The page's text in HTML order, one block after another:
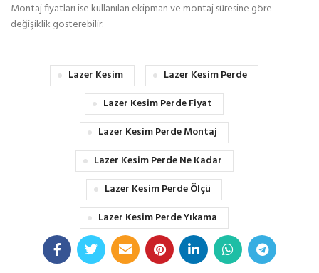
Montaj fiyatları ise kullanılan ekipman ve montaj süresine göre
değişiklik gösterebilir.
Lazer Kesim
Lazer Kesim Perde
Lazer Kesim Perde Fiyat
Lazer Kesim Perde Montaj
Lazer Kesim Perde Ne Kadar
Lazer Kesim Perde Ölçü
Lazer Kesim Perde Yıkama